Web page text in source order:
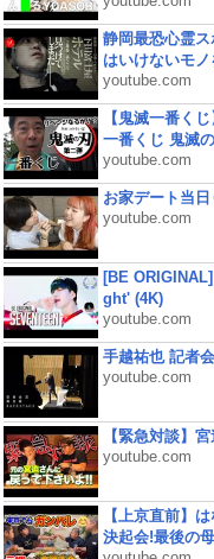
静岡最恐心霊
はいけないモ
youtube.com
【鬼滅一番く
一番くじ 鬼滅
youtube.com
お家デート当日
youtube.com
[BE
ght' (4K)
youtube.com
手越祐也 記者
youtube.com
【緊急対談】
youtube.com
【上京直前】
決起会!最後の